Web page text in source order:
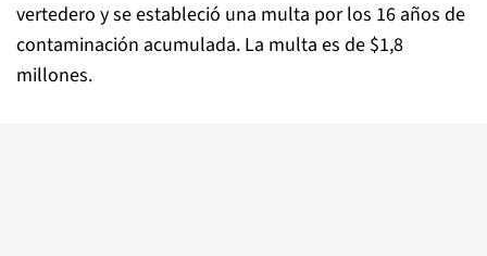
vertedero y se estableció una multa por los 16 años de
contaminación acumulada. La multa es de $1,8
millones.